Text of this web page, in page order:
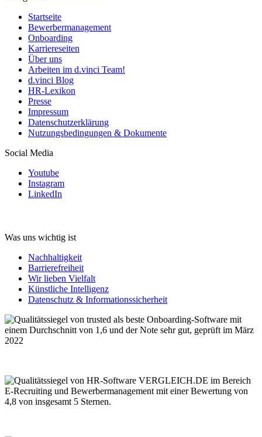
Startseite
Bewerbermanagement
Onboarding
Karriereseiten
Über uns
Arbeiten im d.vinci Team!
d.vinci Blog
HR-Lexikon
Presse
Impressum
Datenschutzerklärung
Nutzungsbedingungen & Dokumente
Social Media
Youtube
Instagram
LinkedIn
Was uns wichtig ist
Nachhaltigkeit
Barrierefreiheit
Wir lieben Vielfalt
Künstliche Intelligenz
Datenschutz & Informationssicherheit